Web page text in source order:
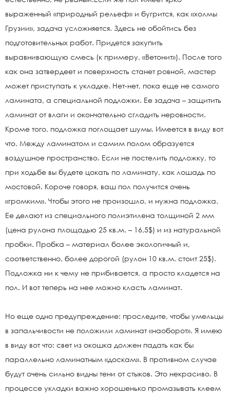
выраженный «природный рельеф» и бугрится, как «холмы
Грузии», задача усложняется. Здесь не обойтись без
подготовительных работ. Придется закупить
выравнивающую смесь (к примеру, «Ветонит»). После того
как она затвердеет и поверхность станет ровной, мастер
может приступать к укладке. Нет-нет, пока еще не самого
ламината, а специальной подложки. Ее задача – защитить
ламинат от влаги и окончательно сгладить неровности.
Кроме того, подложка поглощает шумы. Имеется в виду вот
что. Между ламинатом и самим полом образуется
воздушное пространство. Если не постелить подложку, то
при ходьбе вы будете цокать по ламинату, как лошадь по
мостовой. Короче говоря, ваш пол получится очень
«громким». Чтобы этого не произошло, и нужна подложка.
Ее делают из специального полиэтилена толщиной 2 мм
(цена рулона площадью 25 кв.м. – 16,5$) и из натуральной
пробки. Пробка – материал более экологичный и,
соответственно, более дорогой (рулон 10 кв.м. стоит 25$).
Подложка ни к чему не прибивается, а просто кладется на
пол. И вот теперь на нее можно класть ламинат.
Но еще одно предупреждение: проследите, чтобы умельцы
в запальчивости не положили ламинат «наоборот». Я имею
в виду вот что: свет из окошка должен падать как бы
параллельно ламинатным «доскам». В противном случае
будут очень сильно видны тени от стыков. Это некрасиво. В
процессе укладки важно хорошенько промазывать клеем